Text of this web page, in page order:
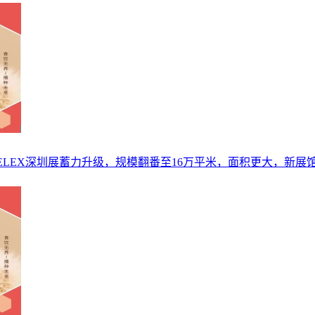
深圳展蓄力升级，规模翻番至16万平米，面积更大，新